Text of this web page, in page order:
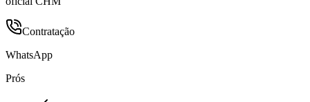
Contratação
WhatsApp
Prós